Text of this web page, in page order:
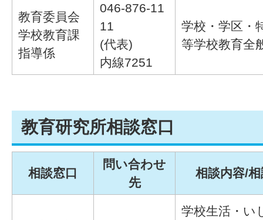
教育委員会
学校教育課
指導係
046-876-11
11
(代表)
内線7251
学校・学区・
等学校教育全
教育研究所相談窓口
相談窓口
問い合わせ
先
相談内容/
学校生活・い